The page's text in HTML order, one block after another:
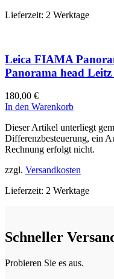
Lieferzeit: 2 Werktage
Leica FIAMA
Panorama head
180,00 €
In den Warenkorb
Dieser Artikel unterliegt
Differenzbesteuerung, ein
Rechnung erfolgt nicht.
zzgl. Versandkosten
Lieferzeit: 2 Werktage
Schneller
Probieren Sie es aus.